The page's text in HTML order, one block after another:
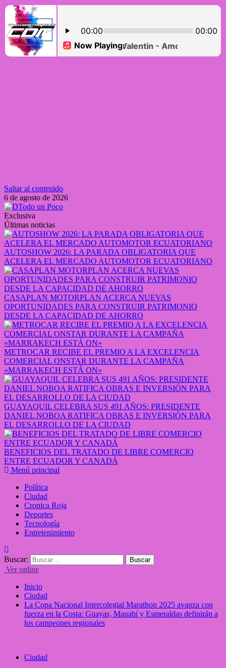
Saltar al contenido
6 de agosto de 2026
Exclusiva
Últimas noticias
AUTOSHOW 2026: LA PARADA OBLIGATORIA QUE
ACELERA EL MERCADO AUTOMOTOR ECUATORIANO
CASAPLAN MOTORPLAN ACERCA NUEVAS
OPORTUNIDADES PARA CONSTRUIR PATRIMONIO
DESDE LA CAPACIDAD DE AHORRO
METROCAR RECIBE EL PREMIO A LA EXCELENCIA
COMERCIAL ONSTAR DURANTE LA CAMPAÑA
«MARRAKECH ESTÁ ON»
GUAYAQUIL CELEBRA SUS 491 AÑOS: PRESIDENTE
DANIEL NOBOA RATIFICA OBRAS E INVERSIÓN PARA
EL DESARROLLO DE LA CIUDAD
BENEFICIOS DEL TRATADO DE LIBRE COMERCIO
ENTRE ECUADOR Y CANADÁ
Menú principal
Política
Ciudad
Cronica Roja
Deportes
Tecnología
Entretenimiento
Buscar:
Ver online
Inicio
Ciudad
La Copa Nacional Intercolegial Marathon 2025 avanza con
fuerza en la Costa: Guayas, Manabí y Esmeraldas definirán a
los campeones regionales
Ciudad